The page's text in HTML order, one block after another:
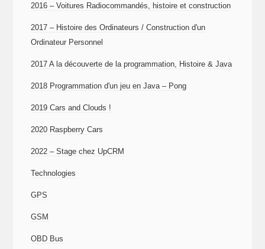
2016 – Voitures Radiocommandés, histoire et construction
2017 – Histoire des Ordinateurs / Construction d'un
Ordinateur Personnel
2017 A la découverte de la programmation, Histoire & Java
2018 Programmation d'un jeu en Java – Pong
2019 Cars and Clouds !
2020 Raspberry Cars
2022 – Stage chez UpCRM
Technologies
GPS
GSM
OBD Bus